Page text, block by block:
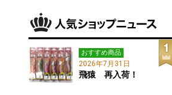
おすすめ商品
2026年7月31日
飛猿 再入荷！